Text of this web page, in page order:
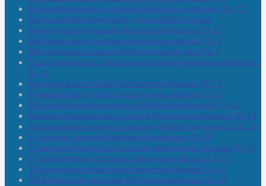
Калмиябашевская сельская библиотека-филиал № 13
Калтасинская модельная детская библиотека
Кельтеевская сельская библиотека-филиал № 8
Киебаковская сельская библиотека-филиал № 9
Кокушевская сельская библиотека-филиал № 4
Краснохолмская сельская модельная библиотека-филиал
№ 21
Кутеремская сельская библиотека-филиал № 22
Кучашевская сельская библиотека-филиал № 11
Малокачаковская сельская библиотека-филиал № 12
Нижнекачмашевская сельская библиотека-филиал № 14
Новокильбахтинская сельская библиотека-филиал № 19
Сазовская сельская библиотека-филиал № 20
Староорьебашевская сельская библиотека-филиал № 16
Старояшевская сельская библиотека-филиал № 17
Тюльдинская сельская библиотека-филиал № 18
Чилибеевская сельская библиотека-филиал № 10